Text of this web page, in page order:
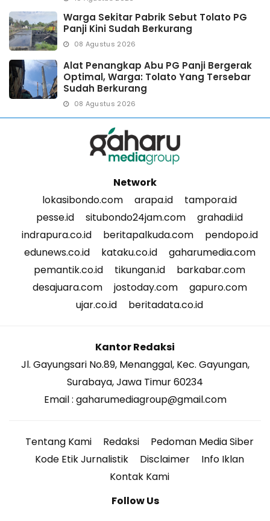
Warga Sekitar Pabrik Sebut Tolato PG
Panji Kini Sudah Berkurang
08 Agustus 2026
Alat Penangkap Abu PG Panji Bergerak
Optimal, Warga: Tolato Yang Tersebar
Sudah Berkurang
08 Agustus 2026
Network
lokasibondo.com
arapa.id
tampora.id
pesse.id
situbondo24jam.com
grahadi.id
indrapura.co.id
beritapalkuda.com
pendopo.id
edunews.co.id
kataku.co.id
gaharumedia.com
pemantik.co.id
tikungan.id
barkabar.com
desajuara.com
jostoday.com
gapuro.com
ujar.co.id
beritadata.co.id
Kantor Redaksi
Jl. Gayungsari No.89, Menanggal, Kec. Gayungan,
Surabaya, Jawa Timur 60234
Email : gaharumediagroup@gmail.com
Tentang Kami Redaksi
Pedoman Media Siber
Kode Etik Jurnalistik
Disclaimer
Info Iklan
Kontak Kami
Follow Us